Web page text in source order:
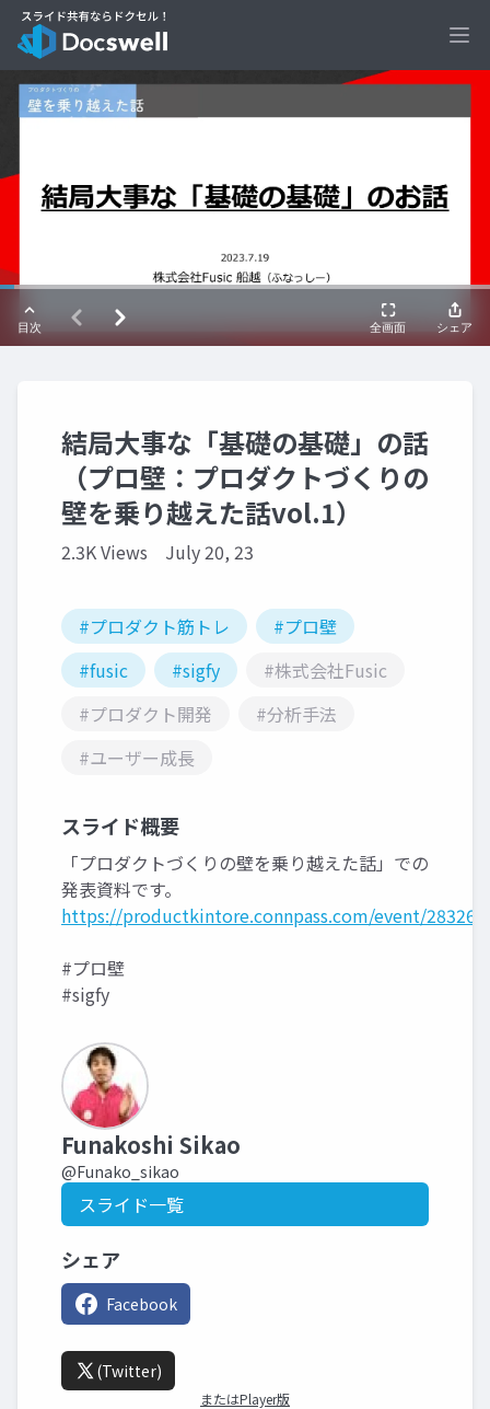
結局大事な「基礎の基礎」の話
（プロ壁：プロダクトづくりの
壁を乗り越えた話vol.1）
2.3K Views July 20, 23
#プロダクト筋トレ
#プロ壁
#fusic
#sigfy
#株式会社Fusic
#プロダクト開発
#分析手法
#ユーザー成長
スライド概要
「プロダクトづくりの壁を乗り越えた話」での
発表資料です。
https://productkintore.connpass.com/event/
#プロ壁
#sigfy
Funakoshi Sikao
@Funako_sikao
スライド一覧
シェア
Facebook
(Twitter)
またはPlayer版